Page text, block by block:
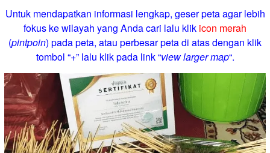
Untuk mendapatkan informasi lengkap, geser peta agar lebih
fokus ke wilayah yang Anda cari lalu klik icon merah
(pintpoin) pada peta, atau perbesar peta di atas dengan klik
tombol “+” lalu klik pada link “view larger map“.